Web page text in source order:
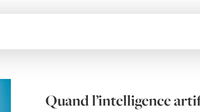
Quand l’intelligence